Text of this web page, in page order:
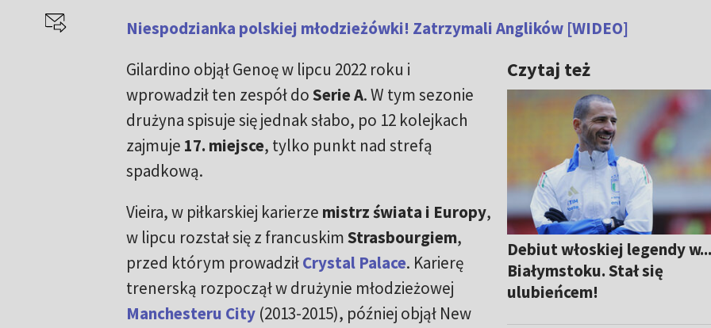
Niespodzianka polskiej młodzieżówki! Zatrzymali Anglików [WIDEO]
Czytaj też
Debiut włoskiej legendy
Białymstoku. Stał się
ulubieńcem!
Gilardino objął Genoę w lipcu 2022 roku i
wprowadził ten zespół doSerie A. W tym sezonie
drużyna spisuje się jednak słabo, po 12 kolejkach
zajmuje 17. miejsce, tylko punkt nad strefą
spadkową.
Vieira, w piłkarskiej karierze mistrz świata i Europy,
w lipcu rozstał się z francuskimStrasbourgiem,
przed którym prowadziłCrystal Palace. Karierę
trenerską rozpoczął w drużynie młodzieżowej
Manchesteru City(2013-2015), później objął New